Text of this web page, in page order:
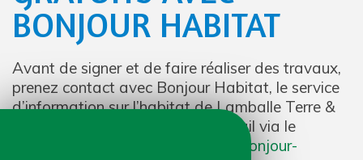
BONJOUR HABITAT
Avant de signer et de faire réaliser des travaux,
prenez contact avec Bonjour Habitat, le service
d’information sur l’habitat de Lamballe Terre &
Mer, au 02 96 32 96 66 ou par mail via le
bonjour-